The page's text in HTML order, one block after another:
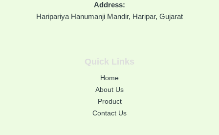
Address:
Haripariya Hanumanji Mandir, Haripar, Gujarat
Quick Links
Home
About Us
Product
Contact Us